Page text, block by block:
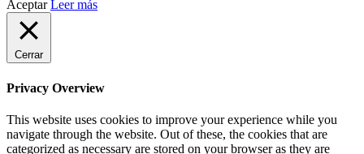
Aceptar Leer más
Cerrar
Privacy Overview
This website uses cookies to improve your experience while you
navigate through the website. Out of these, the cookies that are
categorized as necessary are stored on your browser as they are